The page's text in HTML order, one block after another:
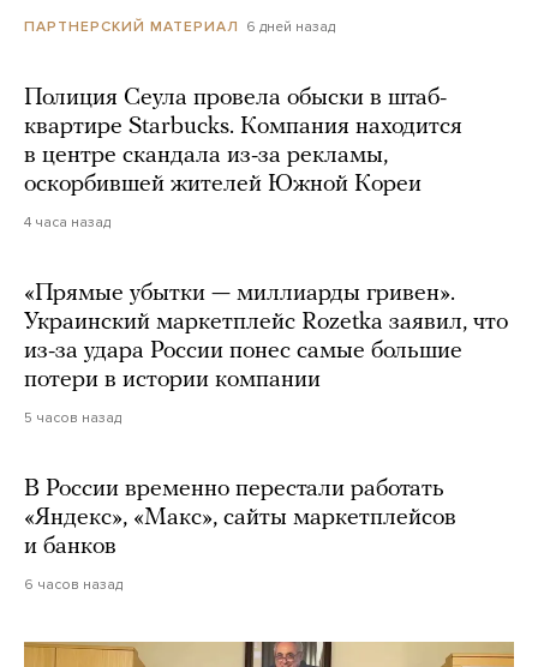
ПАРТНЕРСКИЙ МАТЕРИАЛ 6 дней назад
Полиция Сеула провела обыски в штаб-
квартире Starbucks. Компания находится
в центре скандала из-за рекламы,
оскорбившей жителей Южной Кореи
4 часа назад
«Прямые убытки — миллиарды гривен».
Украинский маркетплейс Rozetka заявил, что
из-за удара России понес самые большие
потери в истории компании
5 часов назад
В России временно перестали работать
«Яндекс», «Макс», сайты маркетплейсов
и банков
6 часов назад